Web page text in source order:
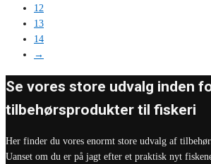
12
13
14
→
Se vores store udvalg inden
tilbehørsprodukter til fiskeri
Her finder du vores enormt store udvalg af
Uanset om du er på jagt efter et praktisk nyt